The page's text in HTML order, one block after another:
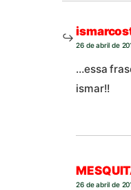
26 de abril de
…essa
ismar!!
26 de abril de